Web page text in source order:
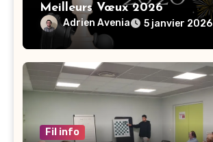
Meilleurs Vœux 2026
Adrien Avenia 5 janvier 2026
Fil info